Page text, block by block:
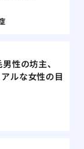
性の坊主、
ルな女性の目